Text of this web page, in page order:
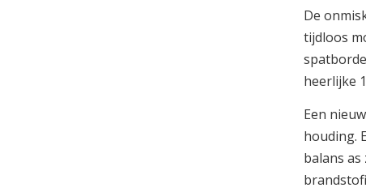
De
tijdloos
heerlijke
Een
houding.
balans